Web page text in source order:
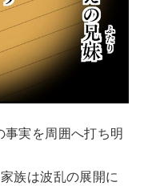
実を周囲へ打ち明
族は波乱の展開に